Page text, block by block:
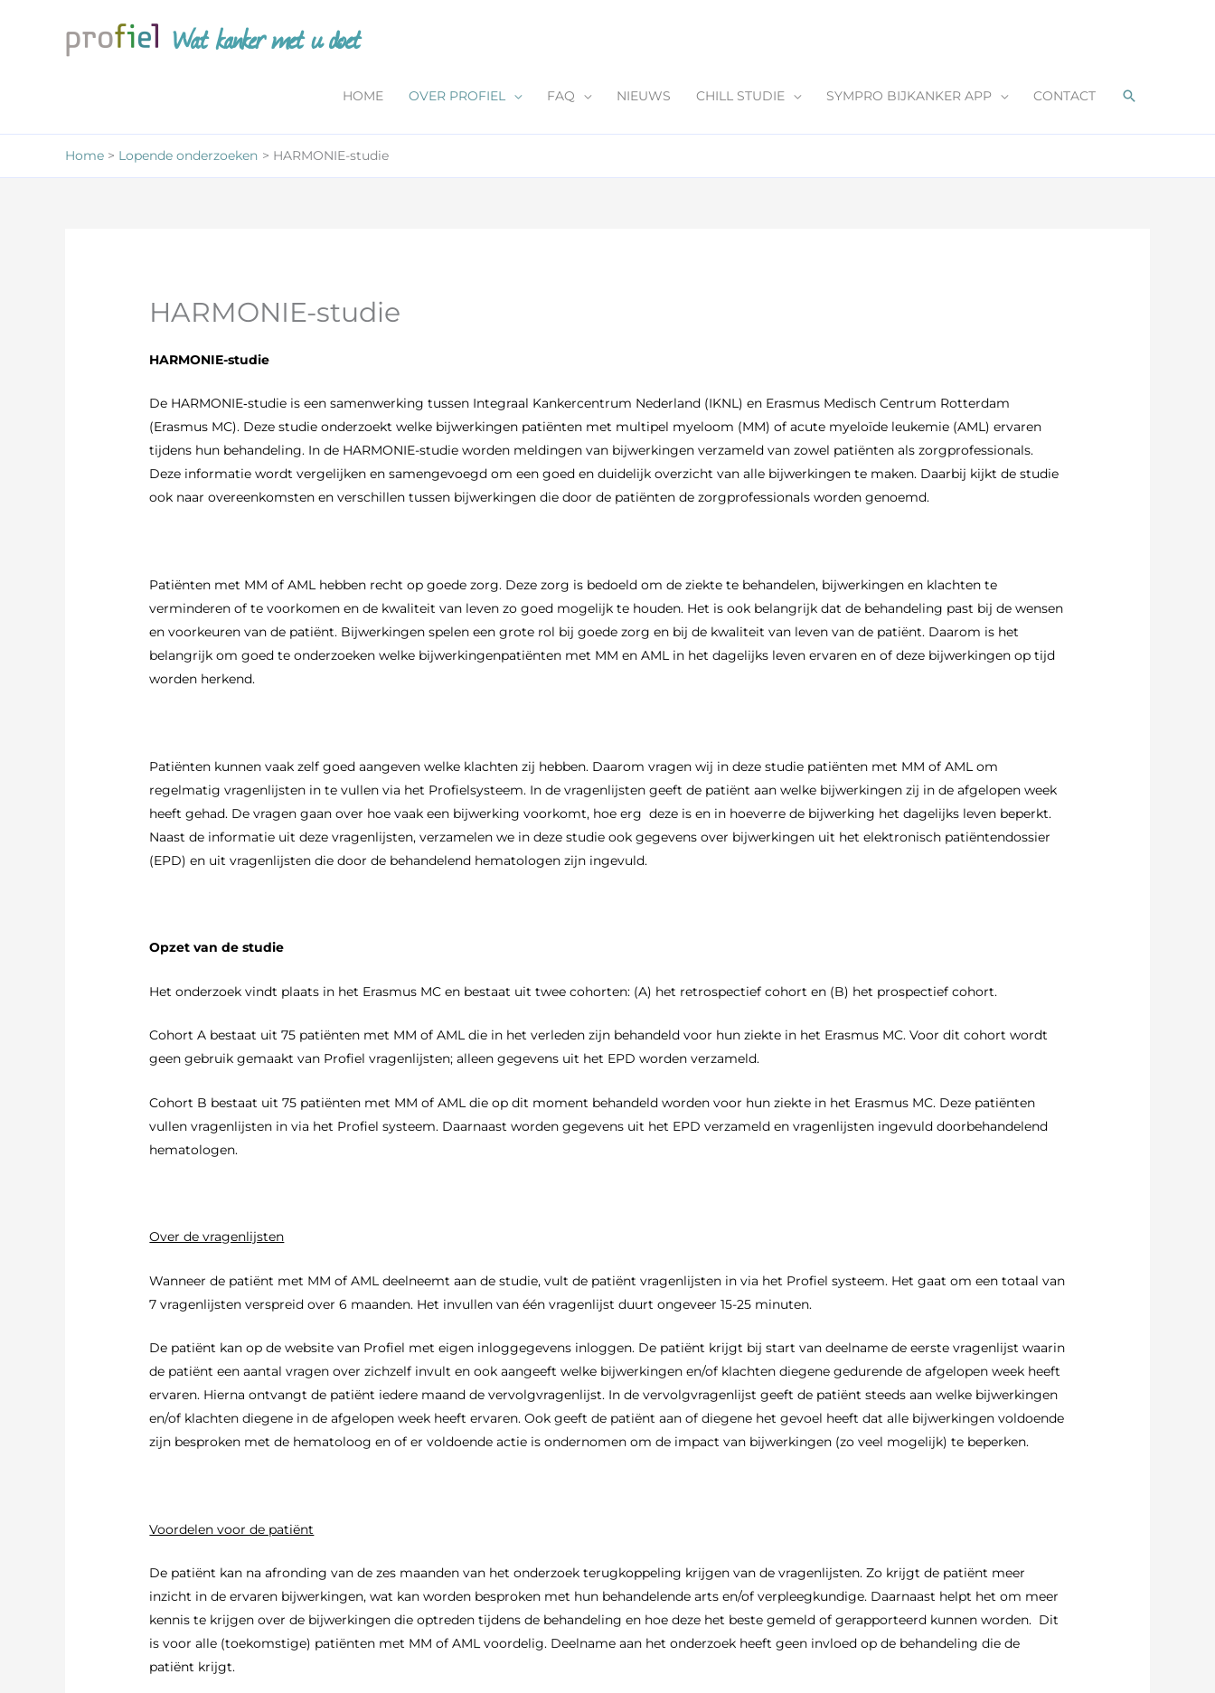
Wat kanker met u doet
HOME OVER PROFIEL FAQ NIEUWS CHILL STUDIE SYMPRO BIJKANKER APP CONTACT Zoeken
Home Lopende onderzoeken HARMONIE-studie
HARMONIE-studie
HARMONIE-studie
De HARMONIE‑studie is een samenwerking tussen Integraal Kankercentrum Nederland (IKNL) en Erasmus Medisch Centrum Rotterdam
(Erasmus MC). Deze studie onderzoekt welke bijwerkingen patiënten met multipel myeloom (MM) of acute myeloïde leukemie (AML) ervaren
tijdens hun behandeling. In de HARMONIE-studie worden meldingen van bijwerkingen verzameld van zowel patiënten als zorgprofessionals.
Deze informatie wordt vergelijken en samengevoegd om een goed en duidelijk overzicht van alle bijwerkingen te maken. Daarbij kijkt de studie
ook naar overeenkomsten en verschillen tussen bijwerkingen die door de patiënten de zorgprofessionals worden genoemd.
Patiënten met MM of AML hebben recht op goede zorg. Deze zorg is bedoeld om de ziekte te behandelen, bijwerkingen en klachten te
verminderen of te voorkomen en de kwaliteit van leven zo goed mogelijk te houden. Het is ook belangrijk dat de behandeling past bij de wensen
en voorkeuren van de patiënt. Bijwerkingen spelen een grote rol bij goede zorg en bij de kwaliteit van leven van de patiënt. Daarom is het
belangrijk om goed te onderzoeken welke bijwerkingenpatiënten met MM en AML in het dagelijks leven ervaren en of deze bijwerkingen op tijd
worden herkend.
Patiënten kunnen vaak zelf goed aangeven welke klachten zij hebben. Daarom vragen wij in deze studie patiënten met MM of AML om
regelmatig vragenlijsten in te vullen via het Profielsysteem. In de vragenlijsten geeft de patiënt aan welke bijwerkingen zij in de afgelopen week
heeft gehad. De vragen gaan over hoe vaak een bijwerking voorkomt, hoe erg deze is en in hoeverre de bijwerking het dagelijks leven beperkt.
Naast de informatie uit deze vragenlijsten, verzamelen we in deze studie ook gegevens over bijwerkingen uit het elektronisch patiëntendossier
(EPD) en uit vragenlijsten die door de behandelend hematologen zijn ingevuld.
Opzet van de studie
Het onderzoek vindt plaats in het Erasmus MC en bestaat uit twee cohorten: (A) het retrospectief cohort en (B) het prospectief cohort.
Cohort A bestaat uit 75 patiënten met MM of AML die in het verleden zijn behandeld voor hun ziekte in het Erasmus MC. Voor dit cohort wordt
geen gebruik gemaakt van Profiel vragenlijsten; alleen gegevens uit het EPD worden verzameld.
Cohort B bestaat uit 75 patiënten met MM of AML die op dit moment behandeld worden voor hun ziekte in het Erasmus MC. Deze patiënten
vullen vragenlijsten in via het Profiel systeem. Daarnaast worden gegevens uit het EPD verzameld en vragenlijsten ingevuld doorbehandelend
hematologen.
Over de vragenlijsten
Wanneer de patiënt met MM of AML deelneemt aan de studie, vult de patiënt vragenlijsten in via het Profiel systeem. Het gaat om een totaal van
7 vragenlijsten verspreid over 6 maanden. Het invullen van één vragenlijst duurt ongeveer 15-25 minuten.
De patiënt kan op de website van Profiel met eigen inloggegevens inloggen. De patiënt krijgt bij start van deelname de eerste vragenlijst waarin
de patiënt een aantal vragen over zichzelf invult en ook aangeeft welke bijwerkingen en/of klachten diegene gedurende de afgelopen week heeft
ervaren. Hierna ontvangt de patiënt iedere maand de vervolgvragenlijst. In de vervolgvragenlijst geeft de patiënt steeds aan welke bijwerkingen
en/of klachten diegene in de afgelopen week heeft ervaren. Ook geeft de patiënt aan of diegene het gevoel heeft dat alle bijwerkingen voldoende
zijn besproken met de hematoloog en of er voldoende actie is ondernomen om de impact van bijwerkingen (zo veel mogelijk) te beperken.
Voordelen voor de patiënt
De patiënt kan na afronding van de zes maanden van het onderzoek terugkoppeling krijgen van de vragenlijsten. Zo krijgt de patiënt meer
inzicht in de ervaren bijwerkingen, wat kan worden besproken met hun behandelende arts en/of verpleegkundige. Daarnaast helpt het om meer
kennis te krijgen over de bijwerkingen die optreden tijdens de behandeling en hoe deze het beste gemeld of gerapporteerd kunnen worden. Dit
is voor alle (toekomstige) patiënten met MM of AML voordelig. Deelname aan het onderzoek heeft geen invloed op de behandeling die de
patiënt krijgt.